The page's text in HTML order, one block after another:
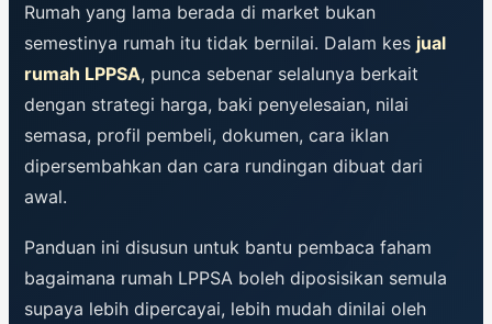
Rumah yang lama berada di market bukan
semestinya rumah itu tidak bernilai. Dalam kes jual
rumah LPPSA, punca sebenar selalunya berkait
dengan strategi harga, baki penyelesaian, nilai
semasa, profil pembeli, dokumen, cara iklan
dipersembahkan dan cara rundingan dibuat dari
awal.
Panduan ini disusun untuk bantu pembaca faham
bagaimana rumah LPPSA boleh diposisikan semula
supaya lebih dipercayai, lebih mudah dinilai oleh